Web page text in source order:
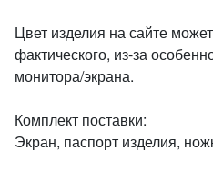
Цвет изделия на сайте
фактического, из-за
монитора/экрана.
Комплект поставки:
Экран, паспорт изделия,